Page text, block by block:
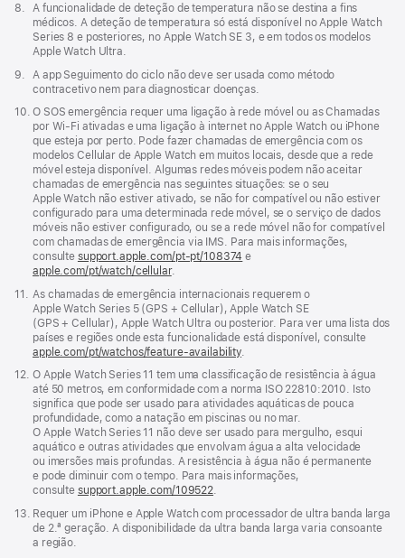
Nota
rodapé
8.
A funcionalidade de deteção de temperatura não se destina a fins
médicos. A deteção de temperatura só está disponível no Apple Watch
Series 8 e posteriores, no Apple Watch SE 3, e em todos os modelos
Apple Watch Ultra.
Nota
9.
A app Seguimento do ciclo não deve ser usada como método
contracetivo nem para diagnosticar doenças.
Nota
rodapé
10. O SOS emergência requer uma ligação à rede móvel ou as Chamadas
por Wi‑Fi ativadas e uma ligação à internet no Apple Watch ou iPhone
que esteja por perto. Pode fazer chamadas de emergência com os
modelos Cellular de Apple Watch em muitos locais, desde que a rede
móvel esteja disponível. Algumas redes móveis podem não aceitar
chamadas de emergência nas seguintes situações: se o seu
Apple Watch não estiver ativado, se não for compatível ou não estiver
configurado para uma determinada rede móvel, se o serviço de dados
móveis não estiver configurado, ou se a rede móvel não for compatível
com chamadas de emergência via IMS. Para mais informações,
consulte support.apple.com/pt-pt/108374 (abre
janela)
e
apple.com/pt/watch/cellular.
Nota
rodapé
11.
As chamadas de emergência internacionais requerem o
Apple Watch Series 5 (GPS + Cellular), Apple Watch SE
(GPS + Cellular), Apple Watch Ultra ou posterior. Para ver uma lista dos
países e regiões onde esta funcionalidade está disponível, consulte
apple.com/pt/watchos/feature-availability
Nota
rodapé
12. O Apple Watch Series 11 tem uma classificação de resistência à água
até 50 metros, em conformidade com a norma ISO 22810:2010. Isto
significa que pode ser usado para atividades aquáticas de pouca
profundidade, como a natação em piscinas ou no mar.
O Apple Watch Series 11 não deve ser usado para mergulho, esqui
aquático e outras atividades que envolvam água a alta velocidade
ou imersões mais profundas. A resistência à água não é permanente
e pode diminuir com o tempo. Para mais informações,
consulte support.apple.com/109522.
Nota
rodapé
13. Requer um iPhone e Apple Watch com processador de ultra banda larga
de 2.ª geração. A disponibilidade da ultra banda larga varia consoante
a região.